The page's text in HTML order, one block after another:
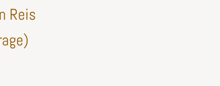
Reis